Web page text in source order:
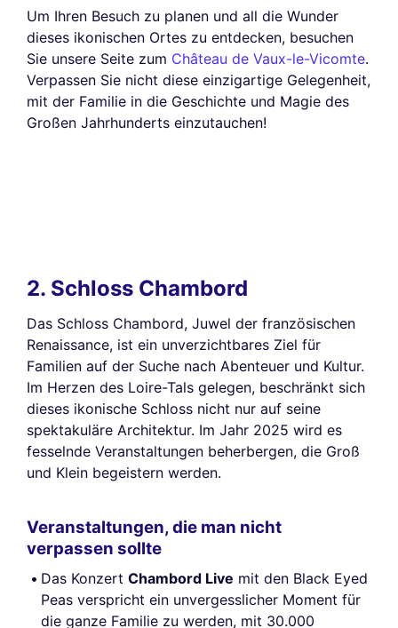
Um Ihren Besuch zu planen und all die Wunder
dieses ikonischen Ortes zu entdecken, besuchen
Sie unsere Seite zum Château de Vaux-le-Vicomte.
Verpassen Sie nicht diese einzigartige Gelegenheit,
mit der Familie in die Geschichte und Magie des
Großen Jahrhunderts einzutauchen!
2. Schloss Chambord
Das Schloss Chambord, Juwel der französischen
Renaissance, ist ein unverzichtbares Ziel für
Familien auf der Suche nach Abenteuer und Kultur.
Im Herzen des Loire-Tals gelegen, beschränkt sich
dieses ikonische Schloss nicht nur auf seine
spektakuläre Architektur. Im Jahr 2025 wird es
fesselnde Veranstaltungen beherbergen, die Groß
und Klein begeistern werden.
Veranstaltungen, die man nicht
verpassen sollte
Das Konzert Chambord Live mit den Black Eyed
Peas verspricht ein unvergesslicher Moment für
die ganze Familie zu werden, mit 30.000